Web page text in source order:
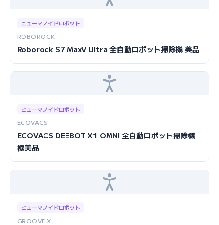
ヒューマノイドロボット
ROBOROCK
Roborock S7 MaxV Ultra 全自動ロボット掃除機 美品
ヒューマノイドロボット
ECOVACS
ECOVACS DEEBOT X1 OMNI 全自動ロボット掃除機
極美品
ヒューマノイドロボット
GROOVE X